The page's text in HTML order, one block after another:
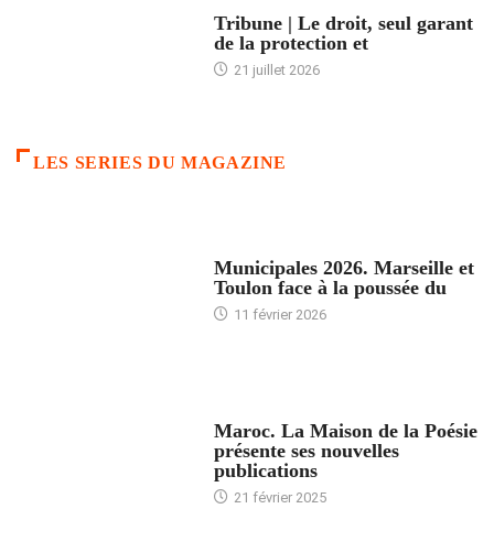
Tribune | Le droit, seul garant
de la protection et
21 juillet 2026
LES SERIES DU MAGAZINE
Municipales 2026. Marseille et
Toulon face à la poussée du
11 février 2026
Maroc. La Maison de la Poésie
présente ses nouvelles
publications
21 février 2025